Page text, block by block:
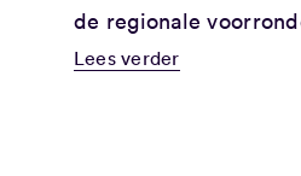
de regionale
Lees verder